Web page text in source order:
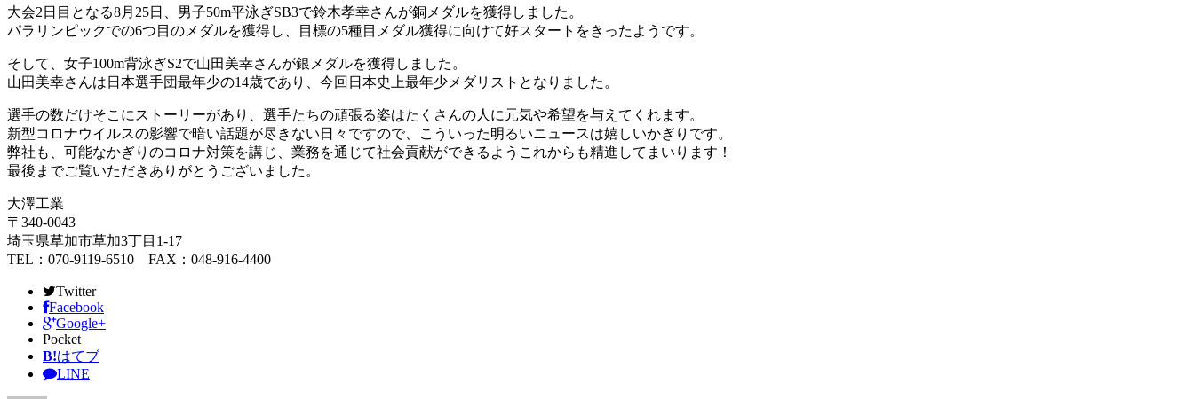
大会2日目となる8月25日、男子50m平泳ぎSB3で鈴木孝幸さんが銅メダルを獲得しました。
パラリンピックでの6つ目のメダルを獲得し、目標の5種目メダル獲得に向けて好スタートをきったようです。
そして、女子100m背泳ぎS2で山田美幸さんが銀メダルを獲得しました。
山田美幸さんは日本選手団最年少の14歳であり、今回日本史上最年少メダリストとなりました。
選手の数だけそこにストーリーがあり、選手たちの頑張る姿はたくさんの人に元気や希望を与えてくれます。
新型コロナウイルスの影響で暗い話題が尽きない日々ですので、こういった明るいニュースは嬉しいかぎりです。
弊社も、可能なかぎりのコロナ対策を講じ、業務を通じて社会貢献ができるようこれからも精進してまいります！
最後までご覧いただきありがとうございました。
大澤工業
〒340-0043
埼玉県草加市草加3丁目1-17
TEL：070-9119-6510 FAX：048-916-4400
Twitter
Facebook
Google+
Pocket
B!はてブ
LINE